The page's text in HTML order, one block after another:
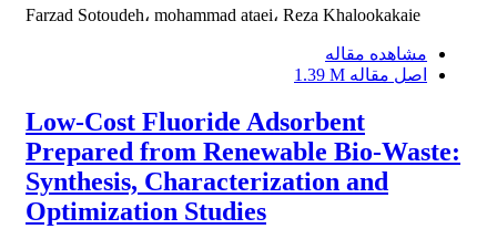
Farzad Sotoudeh، mohammad ataei، Reza Khalookakaie
مشاهده مقاله
اصل مقاله 1.39 M
Low-Cost Fluoride Adsorbent
Prepared from Renewable Bio-Waste:
Synthesis, Characterization and
Optimization Studies